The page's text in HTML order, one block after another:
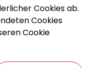
Jugend- und
Cookies ab.
Cookies
Cookie